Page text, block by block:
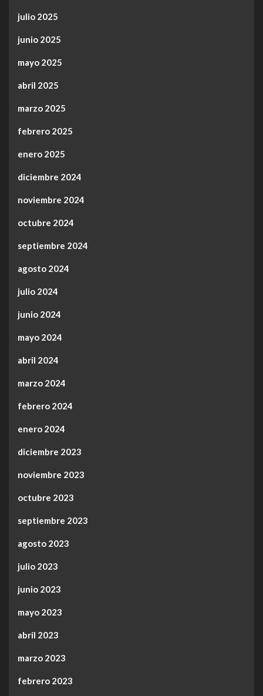
julio 2025
junio 2025
mayo 2025
abril 2025
marzo 2025
febrero 2025
enero 2025
diciembre 2024
noviembre 2024
octubre 2024
septiembre 2024
agosto 2024
julio 2024
junio 2024
mayo 2024
abril 2024
marzo 2024
febrero 2024
enero 2024
diciembre 2023
noviembre 2023
octubre 2023
septiembre 2023
agosto 2023
julio 2023
junio 2023
mayo 2023
abril 2023
marzo 2023
febrero 2023